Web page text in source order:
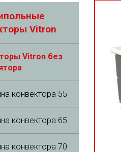
Vitron
Vitron без
конвектора 55
конвектора 65
конвектора 70